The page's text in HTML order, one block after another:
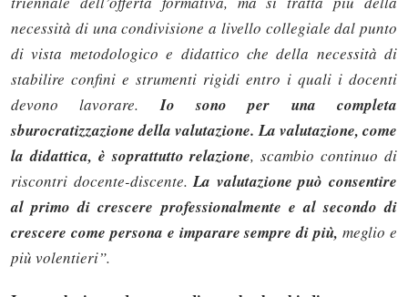
necessità di una condivisione a livello collegiale dal punto
di vista metodologico e didattico che della necessità di
stabilire confini e strumenti rigidi entro i quali i docenti
devono lavorare. Io sono per una completa
sburocratizzazione della valutazione. La valutazione, come
la didattica, è soprattutto relazione, scambio continuo di
riscontri docente-discente.La valutazione può consentire
al primo di crescere professionalmente e al secondo di
crescere come persona e imparare sempre di più, meglio e
più volentieri”.